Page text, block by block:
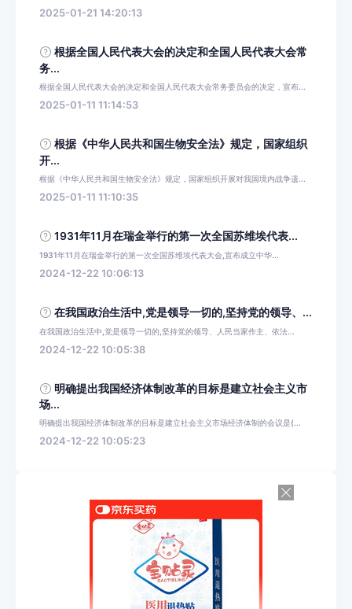
2025-01-21 14:20:13
根据全国人民代表大会的决定和全国人民代表大会常
务...
根据全国人民代表大会的决定和全国人民代表大会常务委员会的决定，宣布...
2025-01-11 11:14:53
根据《中华人民共和国生物安全法》规定，国家组织
开...
根据《中华人民共和国生物安全法》规定，国家组织开展对我国境内战争遗...
2025-01-11 11:10:35
1931年11月在瑞金举行的第一次全国苏维埃代表...
1931年11月在瑞金举行的第一次全国苏维埃代表大会,宣布成立中华...
2024-12-22 10:06:13
在我国政治生活中,党是领导一切的,坚持党的领导、...
在我国政治生活中,党是领导一切的,坚持党的领导、人民当家作主、依法...
2024-12-22 10:05:38
明确提出我国经济体制改革的目标是建立社会主义市
场...
明确提出我国经济体制改革的目标是建立社会主义市场经济体制的会议是(...
2024-12-22 10:05:23